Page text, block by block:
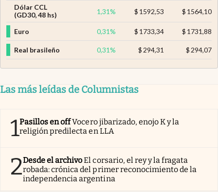
Dólar CCL
(GD30, 48 hs)
1,31% $ 1592,53 $ 1564,10
Euro 0,31% $ 1733,34 $ 1731,88
Real brasileño 0,31% $ 294,31 $ 294,07
Las más leídas de Columnistas
1Pasillos en offVocero jibarizado, enojo K y la
religión predilecta en LLA
2Desde el archivoEl corsario, el rey y la fragata
robada: crónica del primer reconocimiento de la
independencia argentina